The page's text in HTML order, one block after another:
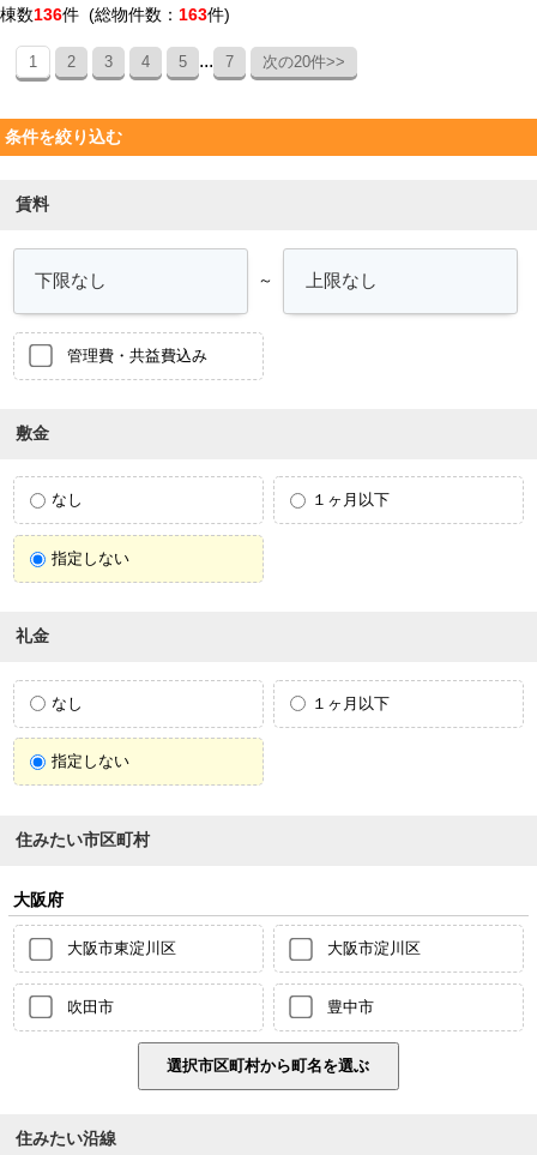
棟数136件 (総物件数： 163件)
1 2 3 4 5 ... 7 次の20件>>
条件を絞り込む
賃料
～
管理費・共益費込み
敷金
なし １ヶ月以下
指定しない
礼金
なし １ヶ月以下
指定しない
住みたい市区町村
大阪府
大阪市東淀川区 大阪市淀川区
吹田市 豊中市
住みたい沿線